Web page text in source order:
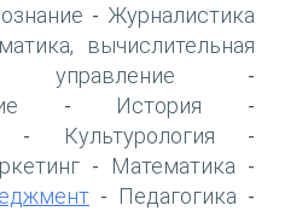
- Журналистика
вычислительная
-
- История -
- Культурология -
- Математика -
- Педагогика -